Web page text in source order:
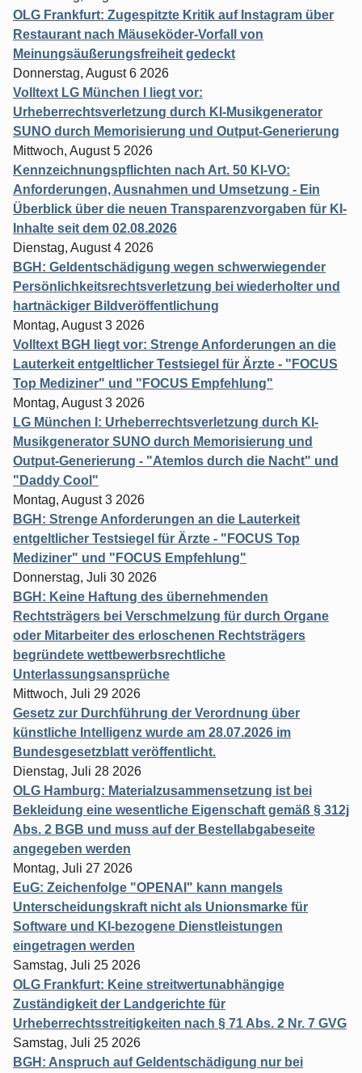
OLG Frankfurt: Zugespitzte Kritik auf Instagram über
Restaurant nach Mäuseköder-Vorfall von
Meinungsäußerungsfreiheit gedeckt
Donnerstag, August 6 2026
Volltext LG München I liegt vor:
Urheberrechtsverletzung durch KI-Musikgenerator
SUNO durch Memorisierung und Output-Generierung
Mittwoch, August 5 2026
Kennzeichnungspflichten nach Art. 50 KI-VO:
Anforderungen, Ausnahmen und Umsetzung - Ein
Überblick über die neuen Transparenzvorgaben für KI-
Inhalte seit dem 02.08.2026
Dienstag, August 4 2026
BGH: Geldentschädigung wegen schwerwiegender
Persönlichkeitsrechtsverletzung bei wiederholter und
hartnäckiger Bildveröffentlichung
Montag, August 3 2026
Volltext BGH liegt vor: Strenge Anforderungen an die
Lauterkeit entgeltlicher Testsiegel für Ärzte - "FOCUS
Top Mediziner" und "FOCUS Empfehlung"
Montag, August 3 2026
LG München I: Urheberrechtsverletzung durch KI-
Musikgenerator SUNO durch Memorisierung und
Output-Generierung - "Atemlos durch die Nacht" und
"Daddy Cool"
Montag, August 3 2026
BGH: Strenge Anforderungen an die Lauterkeit
entgeltlicher Testsiegel für Ärzte - "FOCUS Top
Mediziner" und "FOCUS Empfehlung"
Donnerstag, Juli 30 2026
BGH: Keine Haftung des übernehmenden
Rechtsträgers bei Verschmelzung für durch Organe
oder Mitarbeiter des erloschenen Rechtsträgers
begründete wettbewerbsrechtliche
Unterlassungsansprüche
Mittwoch, Juli 29 2026
Gesetz zur Durchführung der Verordnung über
künstliche Intelligenz wurde am 28.07.2026 im
Bundesgesetzblatt veröffentlicht.
Dienstag, Juli 28 2026
OLG Hamburg: Materialzusammensetzung ist bei
Bekleidung eine wesentliche Eigenschaft gemäß § 312j
Abs. 2 BGB und muss auf der Bestellabgabeseite
angegeben werden
Montag, Juli 27 2026
EuG: Zeichenfolge "OPENAI" kann mangels
Unterscheidungskraft nicht als Unionsmarke für
Software und KI-bezogene Dienstleistungen
eingetragen werden
Samstag, Juli 25 2026
OLG Frankfurt: Keine streitwertunabhängige
Zuständigkeit der Landgerichte für
Urheberrechtsstreitigkeiten nach § 71 Abs. 2 Nr. 7 GVG
Samstag, Juli 25 2026
BGH: Anspruch auf Geldentschädigung nur bei